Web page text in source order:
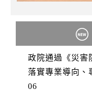
政院通過《災害
落實專業導向、
06